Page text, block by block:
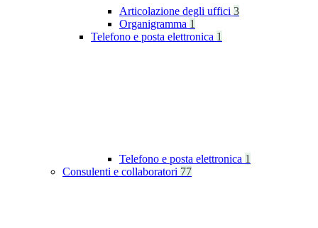
Articolazione degli uffici 3
Organigramma 1
Telefono e posta elettronica 1
Telefono e posta elettronica 1
Consulenti e collaboratori 77